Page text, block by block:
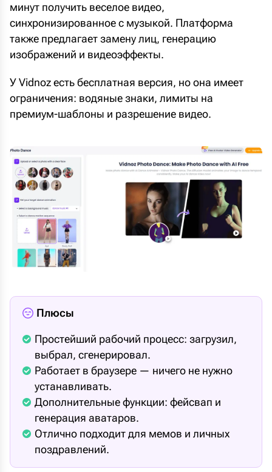
минут получить веселое видео,
синхронизированное с музыкой. Платформа
также предлагает замену лиц, генерацию
изображений и видеоэффекты.
У Vidnoz есть бесплатная версия, но она имеет
ограничения: водяные знаки, лимиты на
премиум-шаблоны и разрешение видео.
Плюсы
Простейший рабочий процесс: загрузил,
выбрал, сгенерировал.
Работает в браузере — ничего не нужно
устанавливать.
Дополнительные функции: фейсвап и
генерация аватаров.
Отлично подходит для мемов и личных
поздравлений.